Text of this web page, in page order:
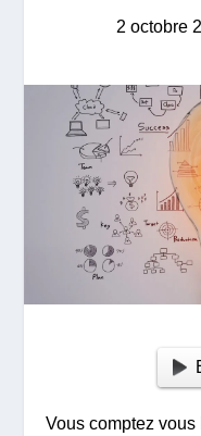
2 octobre
Vous comptez